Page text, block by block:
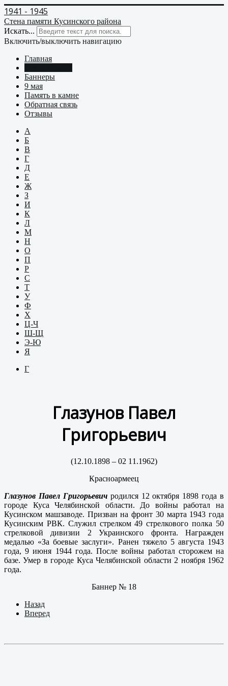
1941 - 1945
Стена памяти Кусинского района
Искать...
Включить/выключить навигацию
Главная
Баннеры
9 мая
Память в камне
Обратная связь
Отзывы
А
Б
В
Г
Д
Е
Ж
З
И
К
Л
М
Н
О
П
Р
С
Т
У
Ф
Х
Ц-Ч
Ш-Щ
Э-Ю
Я
Г
Глазунов Павел
Григорьевич
(12.10.1898 – 02 11.1962)
Красноармеец
Глазунов Павел Григорьевичродился 12 октября 1898 года в
городе Куса Челябинской области. До войны работал на
Кусинском машзаводе. Призван на фронт 30 марта 1943 года
Кусинским РВК. Служил стрелком 49 стрелкового полка 50
стрелковой дивизии 2 Украинского фронта. Награжден
медалью «За боевые заслуги». Ранен тяжело 5 августа 1943
года, 9 июня 1944 года. После войны работал сторожем на
базе. Умер в городе Куса Челябинской области 2 ноября 1962
года.
Баннер № 18
Назад
Вперед